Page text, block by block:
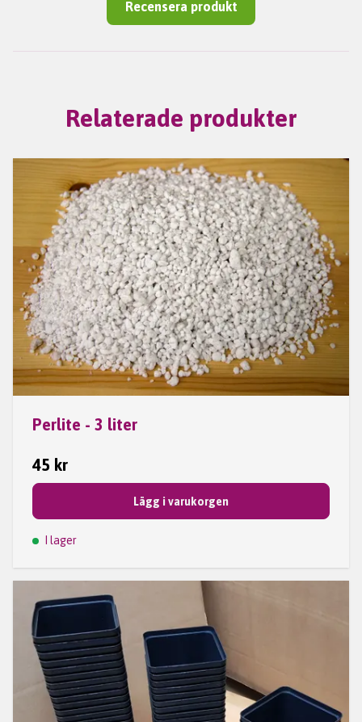
Recensera produkt
Relaterade produkter
Perlite - 3 liter
45 kr
Lägg i varukorgen
I lager